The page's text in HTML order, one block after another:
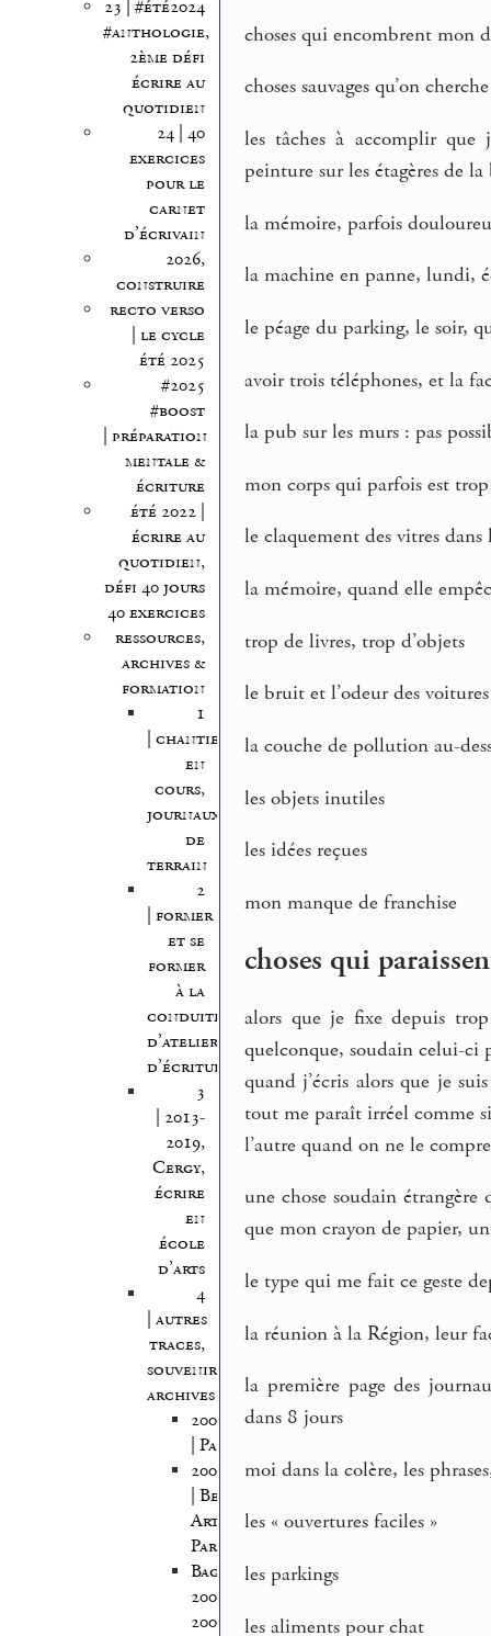
23 | #été2024
#anthologie,
2ème défi
écrire au
quotidien
24 | 40
exercices
pour le
carnet
d’écrivain
2026,
construire
recto verso
| le cycle
été 2025
#2025
#boost
| préparation
mentale &
écriture
été 2022 |
écrire au
quotidien,
défi 40 jours
40 exercices
ressources,
archives &
formation
1
| chantiers
en
cours,
journaux
de
terrain
2
| former
et se
former
à la
conduite
d’atelier
d’écriture
3
| 2013-
2019,
Cergy,
écrire
en
école
d’arts
4
| autres
traces,
souvenirs,
archives
2005/2006
| Pantin
2005/2007
| Beaux
Arts
Paris
Bagnolet
2008-
2009
choses qui encombrent mon
choses sauvages qu’on
les tâches à accomplir que
peinture sur les étagères de
la mémoire, parfois
la machine en panne, lundi,
le péage du parking, le soir,
avoir trois téléphones, et la
la pub sur les murs : pas
mon corps qui parfois est
le claquement des vitres dans
la mémoire, quand elle
trop de livres, trop d’objets
le bruit et l’odeur des
la couche de pollution au-
les objets inutiles
les idées reçues
mon manque de franchise
choses qui
alors que je fixe depuis
quelconque, soudain celui-ci
quand j’écris alors que je
tout me paraît irréel comme
l’autre quand on ne le
une chose soudain
que mon crayon de papier,
le type qui me fait ce geste
la réunion à la Région, leur
la première page des
dans 8 jours
moi dans la colère, les
les « ouvertures faciles »
les parkings
les aliments pour chat